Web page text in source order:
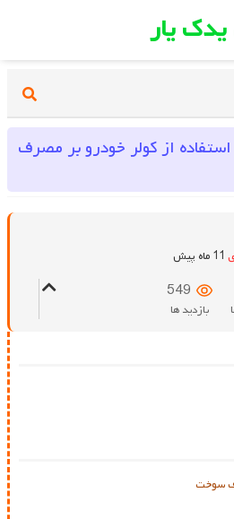
یار
از کولر خودرو بر مصرف
11 ماه پیش
549
بازدید ها
سوخت